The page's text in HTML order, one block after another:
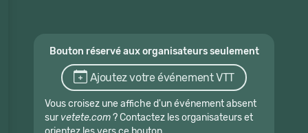
Bouton réservé aux organisateurs seulement
Ajoutez votre événement VTT
Vous croisez une affiche d'un événement absent
sur vetete.com? Contactez les organisateurs et